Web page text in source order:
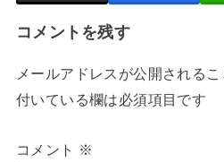
コメントを残す
メールアドレスが公開されるこ
付いている欄は必須項目です
コメント ※